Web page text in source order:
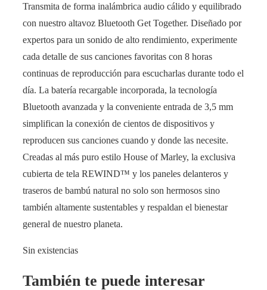
Transmita de forma inalámbrica audio cálido y equilibrado
con nuestro altavoz Bluetooth Get Together. Diseñado por
expertos para un sonido de alto rendimiento, experimente
cada detalle de sus canciones favoritas con 8 horas
continuas de reproducción para escucharlas durante todo el
día. La batería recargable incorporada, la tecnología
Bluetooth avanzada y la conveniente entrada de 3,5 mm
simplifican la conexión de cientos de dispositivos y
reproducen sus canciones cuando y donde las necesite.
Creadas al más puro estilo House of Marley, la exclusiva
cubierta de tela REWIND™ y los paneles delanteros y
traseros de bambú natural no solo son hermosos sino
también altamente sustentables y respaldan el bienestar
general de nuestro planeta.
Sin existencias
También te puede interesar